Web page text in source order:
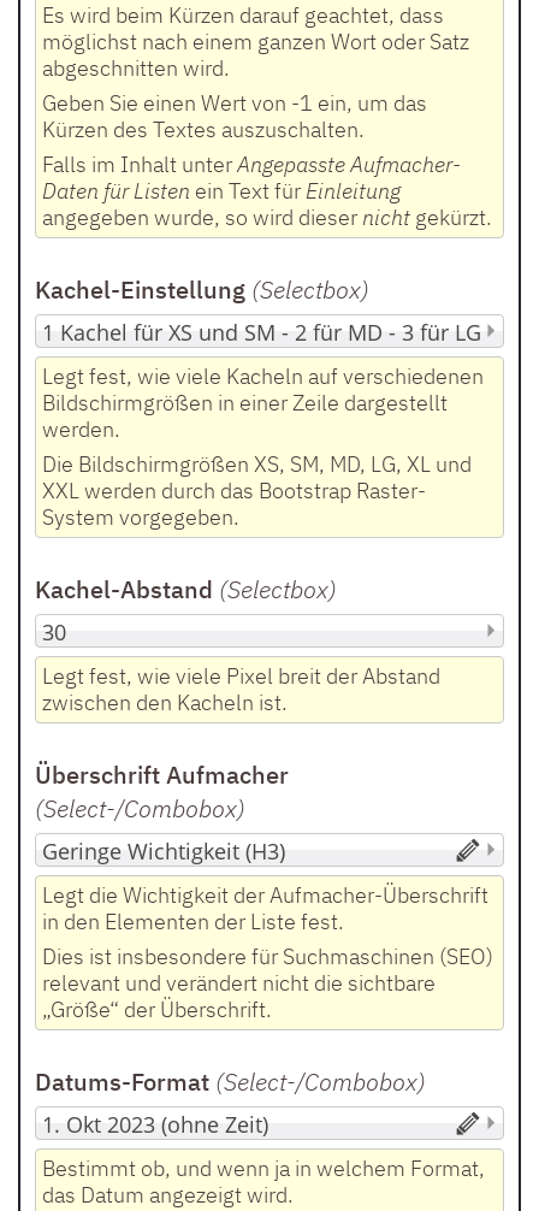
Es wird beim Kürzen darauf geachtet, dass
möglichst nach einem ganzen Wort oder Satz
abgeschnitten wird.
Geben Sie einen Wert von -1 ein, um das
Kürzen des Textes auszuschalten.
Falls im Inhalt unterAngepasste Aufmacher-
Daten für Listen ein Text fürEinleitung
angegeben wurde, so wird diesernicht gekürzt.
Kachel-Einstellung (Selectbox)
Legt fest, wie viele Kacheln auf verschiedenen
Bildschirmgrößen in einer Zeile dargestellt
werden.
Die Bildschirmgrößen XS, SM, MD, LG, XL und
XXL werden durch das Bootstrap Raster-
System vorgegeben.
Kachel-Abstand (Selectbox)
Legt fest, wie viele Pixel breit der Abstand
zwischen den Kacheln ist.
Überschrift Aufmacher
(Select-/Combobox)
Legt die Wichtigkeit der Aufmacher-Überschrift
in den Elementen der Liste fest.
Dies ist insbesondere für Suchmaschinen (SEO)
relevant und verändert nicht die sichtbare
„Größe“ der Überschrift.
Datums-Format (Select-/Combobox)
Bestimmt ob, und wenn ja in welchem Format,
das Datum angezeigt wird.